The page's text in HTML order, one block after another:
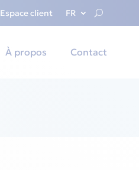
Espace client FR
À propos Contact